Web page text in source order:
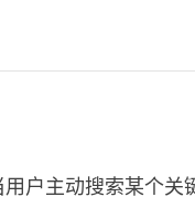
户主动搜索某个关